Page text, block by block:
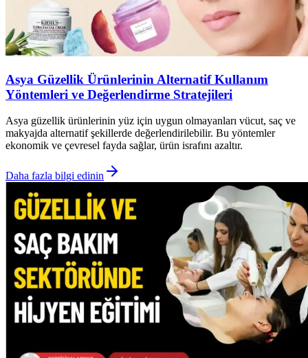
Asya Güzellik Ürünlerinin Alternatif Kullanım
Yöntemleri ve Değerlendirme Stratejileri
Asya güzellik ürünlerinin yüz için uygun olmayanları vücut, saç ve
makyajda alternatif şekillerde değerlendirilebilir. Bu yöntemler
ekonomik ve çevresel fayda sağlar, ürün israfını azaltır.
Daha fazla bilgi edinin